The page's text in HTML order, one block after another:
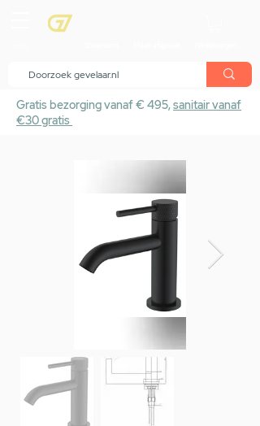
Gratis bezorging vanaf € 495,sanitair vanaf
€30 gratis